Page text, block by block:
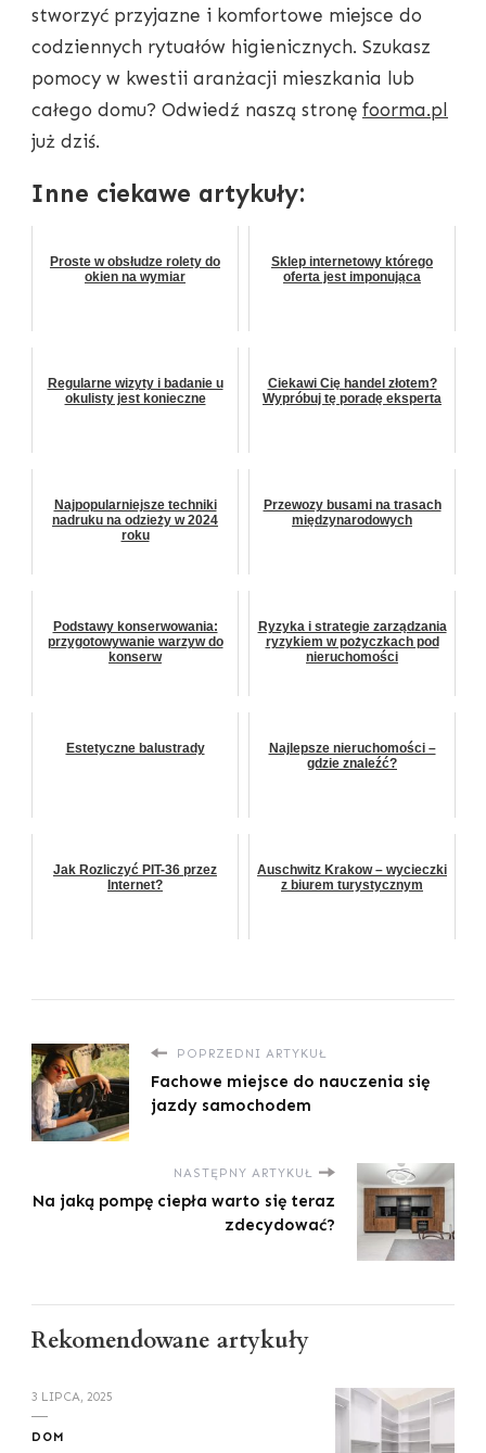
stworzyć przyjazne i komfortowe miejsce do
codziennych rytuałów higienicznych. Szukasz
pomocy w kwestii aranżacji mieszkania lub
całego domu? Odwiedź naszą stronę foorma.pl
już dziś.
Inne ciekawe artykuły:
Proste w obsłudze rolety do
okien na wymiar
Sklep internetowy którego
oferta jest imponująca
Regularne wizyty i badanie u
okulisty jest konieczne
Ciekawi Cię handel złotem?
Wypróbuj tę poradę eksperta
Najpopularniejsze techniki
nadruku na odzieży w 2024
roku
Przewozy busami na trasach
międzynarodowych
Podstawy konserwowania:
przygotowywanie warzyw do
konserw
Ryzyka i strategie zarządzania
ryzykiem w pożyczkach pod
nieruchomości
Estetyczne balustrady
Najlepsze nieruchomości –
gdzie znaleźć?
Jak Rozliczyć PIT-36 przez
Internet?
Auschwitz Krakow – wycieczki
z biurem turystycznym
POPRZEDNI ARTYKUŁ
Fachowe miejsce do nauczenia się
jazdy samochodem
NASTĘPNY ARTYKUŁ
Na jaką pompę ciepła warto się teraz
zdecydować?
Rekomendowane artykuły
3 LIPCA, 2025
DOM